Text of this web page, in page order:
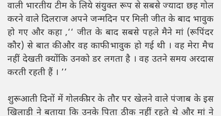
वाली भारतीय टीम के लिये संयुक्त रूप से सबसे ज्यादा छह गोल
करने वाले दिलराज अपने जन्मदिन पर मिली जीत के बाद भावुक
हो गए और कहा ,‘‘ जीत के बाद सबसे पहले मैने मां (रूपिंदर
कौर) से बात की और वह काफी भावुक हो गई थी । वह मेरा मैच
नहीं देखती क्योंकि उनको डर लगता है । वह उतने समय अरदास
करती रहती हैं । ’’
शुरूआती दिनों में गोलकीपर के तौर पर खेलने वाले पंजाब के इस
खिलाड़ी ने बताया कि उनके पिता ठीक नहीं रहते थे और मां ने